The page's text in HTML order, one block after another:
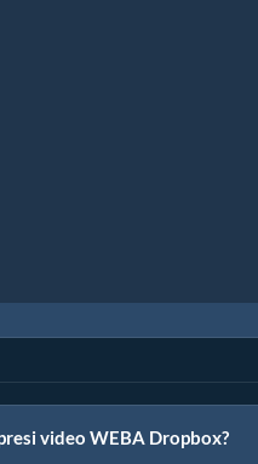
video WEBA Dropbox?